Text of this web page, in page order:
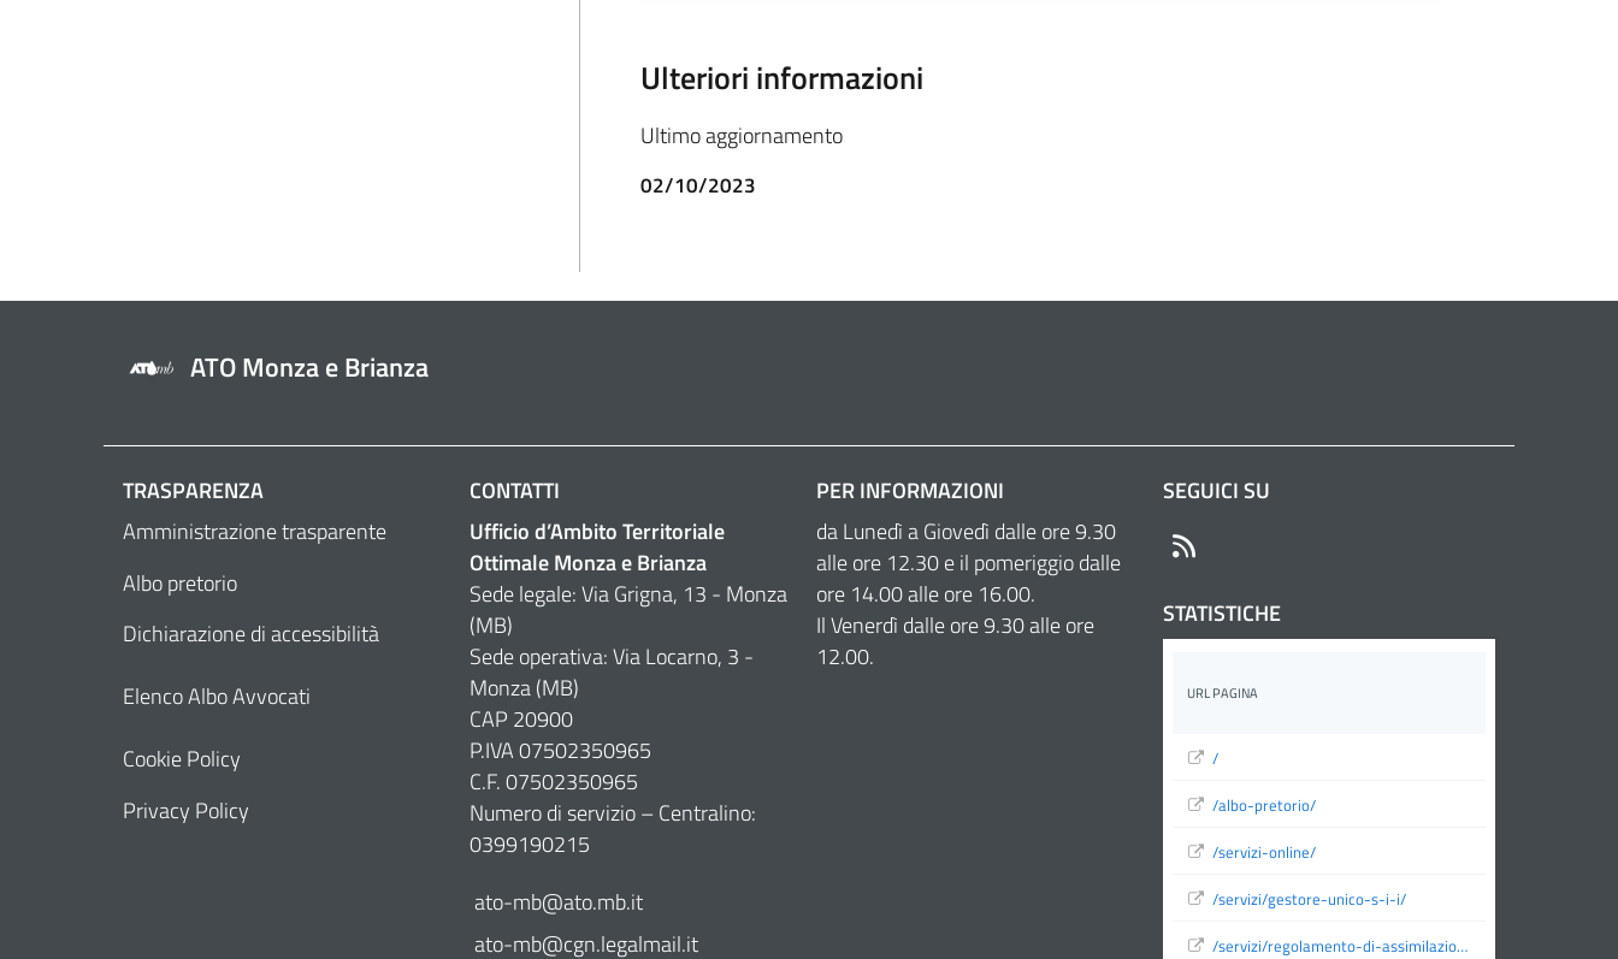
Ulteriori informazioni
Ultimo aggiornamento
02/10/2023
ATO Monza e Brianza
TRASPARENZA
Amministrazione trasparente
Albo pretorio
Dichiarazione di accessibilità
Elenco Albo Avvocati
Cookie Policy
Privacy Policy
CONTATTI
Ufficio d’Ambito Territoriale
Ottimale Monza e Brianza
Sede legale: Via Grigna, 13 - Monza
(MB)
Sede operativa: Via Locarno, 3 -
Monza (MB)
CAP 20900
P.IVA 07502350965
C.F. 07502350965
Numero di servizio – Centralino:
0399190215
ato-mb@ato.mb.it
ato-mb@cgn.legalmail.it
PER INFORMAZIONI
da Lunedì a Giovedì dalle ore 9.30
alle ore 12.30 e il pomeriggio dalle
ore 14.00 alle ore 16.00.
Il Venerdì dalle ore 9.30 alle ore
12.00.
SEGUICI SU
STATISTICHE